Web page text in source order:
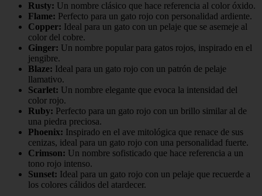
Rusty: Un nombre clásico que hace referencia al color óxido.
Flame: Perfecto para un gato rojo con personalidad ardiente.
Copper: Ideal para un gato con un pelaje que se asemeje al
color del cobre.
Ginger: Un nombre popular para gatos rojos, inspirado en el
jengibre.
Blaze: Ideal para un gato rojo con un patrón de pelaje
llamativo.
Scarlet: Un nombre elegante que evoca la intensidad del
color rojo.
Ruby: Perfecto para un gato rojo con un brillo similar al de
una piedra preciosa.
Phoenix: Inspirado en el ave mitológica que renace de sus
cenizas, ideal para un gato rojo con una personalidad fuerte.
Crimson: Un nombre sofisticado que hace referencia a un
tono rojo intenso.
Sunset: Ideal para un gato rojo con un pelaje que recuerde a
los colores cálidos del atardecer.